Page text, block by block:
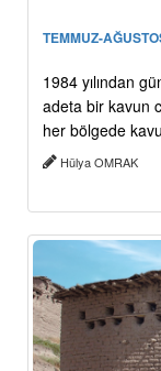
TEMMUZ-
1984 yılından
adeta bir kavun
her bölgede
Hülya OMRAK